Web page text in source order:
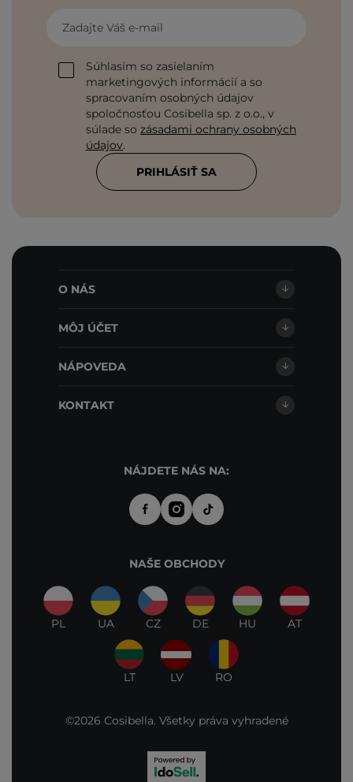
Zadajte Váš e-mail
Súhlasím so zasielaním
marketingových informácií a so
spracovaním osobných údajov
spoločnosťou Cosibella sp. z o.o., v
súlade so zásadami ochrany osobných
údajov.
PRIHLÁSIŤ SA
O NÁS
MÔJ ÚČET
NÁPOVEDA
KONTAKT
NÁJDETE NÁS NA:
NAŠE OBCHODY
PL UA CZ DE HU AT
LT LV RO
©2026 Cosibella. Všetky práva vyhradené